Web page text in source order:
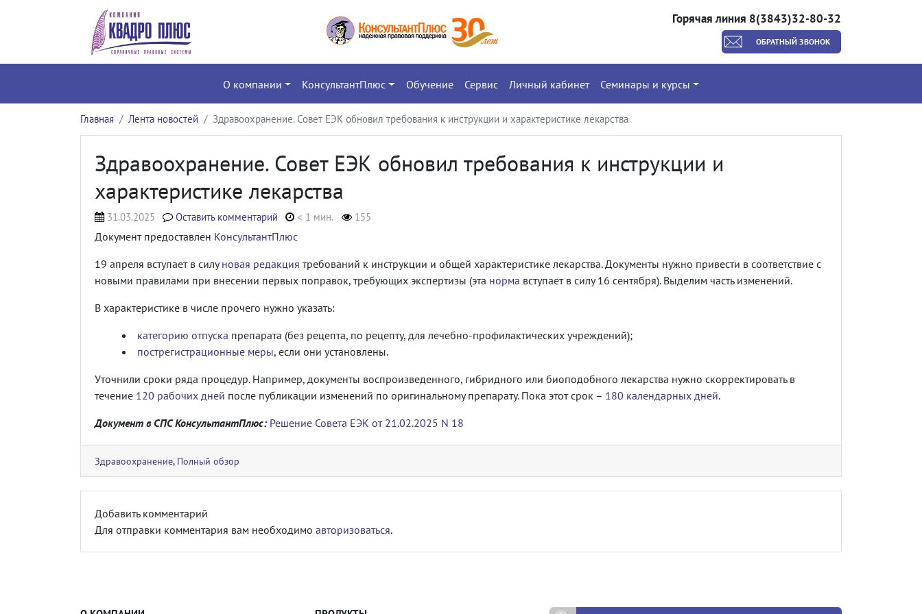
Горячая линия 8(3843)32-80-32
ОБРАТНЫЙ ЗВОНОК
О компании КонсультантПлюс Обучение Сервис Личный кабинет Семинары и курсы
Главная Лента новостей Здравоохранение. Совет ЕЭК обновил требования к инструкции и характеристике лекарства
Здравоохранение. Совет ЕЭК обновил требования к инструкции и
характеристике лекарства
31.03.2025 Оставить комментарий < 1 мин. 155
Документ предоставлен КонсультантПлюс
19 апреля вступает в силуновая редакция требований к инструкции и общей характеристике лекарства. Документы нужно привести в соответствие с
новыми правилами при внесении первых поправок, требующих экспертизы (эта норма вступает в силу 16 сентября). Выделим часть изменений.
В характеристике в числе прочего нужно указать:
категорию отпуска препарата (без рецепта, по рецепту, для лечебно-профилактических учреждений);
пострегистрационные меры, если они установлены.
Уточнили сроки ряда процедур. Например, документы воспроизведенного, гибридного или биоподобного лекарства нужно скорректировать в
течение 120 рабочих дней после публикации изменений по оригинальному препарату. Пока этот срок – 180 календарных дней.
Документ в СПС КонсультантПлюс: Решение Совета ЕЭК от 21.02.2025 N 18
Здравоохранение, Полный обзор
Добавить комментарий
Для отправки комментария вам необходимо авторизоваться.